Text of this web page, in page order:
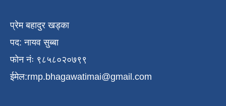
प्रेम बहादुर खड्का
पद: नायव सुब्बा
फोन नंः ९८५८०२०७९९
ईमेल:rmp.bhagawatimai@gmail.com